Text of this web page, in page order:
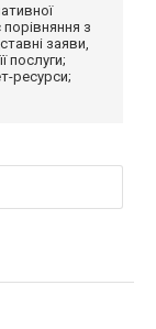
з
заяви,
послуги;
ресурси;